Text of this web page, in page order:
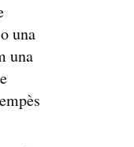
una
una